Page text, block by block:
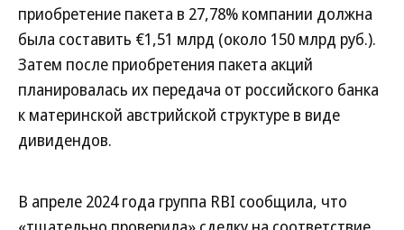
приобретение пакета в 27,78% компании должна
была составить €1,51 млрд (около 150 млрд руб.).
Затем после приобретения пакета акций
планировалась их передача от российского банка
к материнской австрийской структуре в виде
дивидендов.
В апреле 2024 года группа RBI сообщила, что